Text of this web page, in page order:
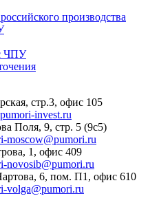
производства
ЧПУ
стр.3, офис 105
invest.ru
Поля, 9, стр. 5 (9с5)
moscow@pumori.ru
1, офис 409
novosib@pumori.ru
6, пом. П1, офис 610
volga@pumori.ru